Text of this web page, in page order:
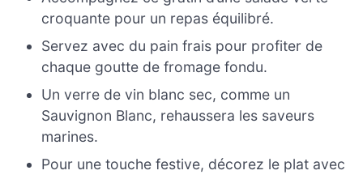
croquante pour un repas équilibré.
Servez avec du pain frais pour profiter de
chaque goutte de fromage fondu.
Un verre de vin blanc sec, comme un
Sauvignon Blanc, rehaussera les saveurs
marines.
Pour une touche festive, décorez le plat avec